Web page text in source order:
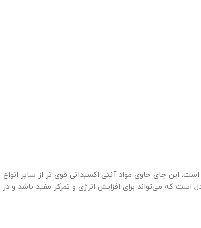
این چای حاوی مواد آنتی اکسیدانی قوی تر از سایر
که می‌تواند برای افزایش انرژی و تمرکز مفید باشد و در